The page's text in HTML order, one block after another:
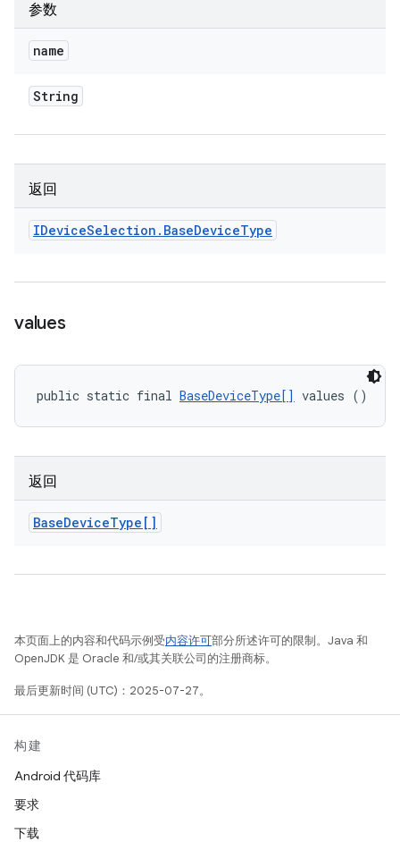
参数
name
String
返回
IDeviceSelection . BaseDeviceType
values
public static final BaseDeviceType[] values ()
返回
BaseDeviceType[]
本页面上的内容和代码示例受内容许可部分所述许可的限制。Java 和
OpenJDK 是 Oracle 和/或其关联公司的注册商标。
最后更新时间 (UTC)：2025-07-27。
构建
Android 代码库
要求
下载